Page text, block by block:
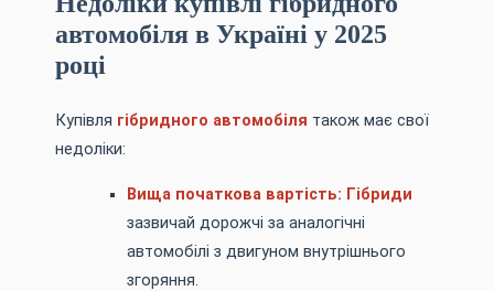
автомобіля в Україні у 2025
році
Купівля гібридного автомобіля також має свої
недоліки:
Вища початкова вартість: Гібриди
зазвичай дорожчі за аналогічні
автомобілі з двигуном внутрішнього
згоряння.